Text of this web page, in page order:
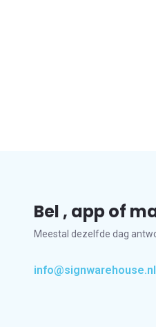
Bel , app of
Meestal dezelfde dag
info@signwarehouse.nl